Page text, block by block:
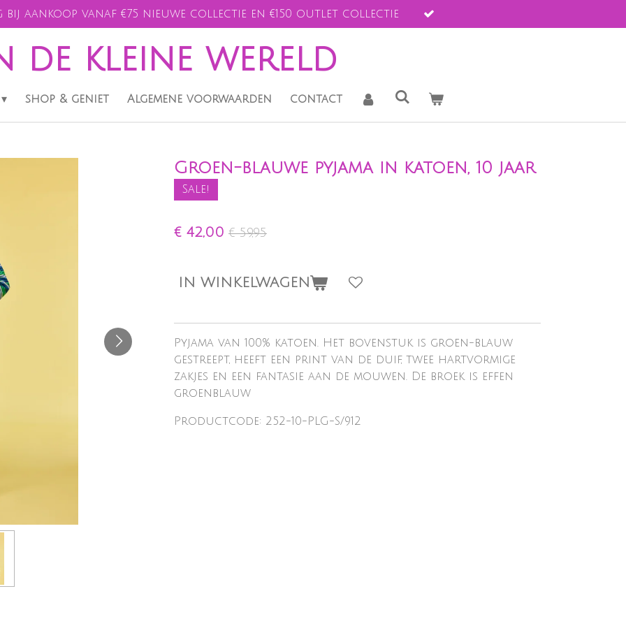
bij aankoop vanaf €75 nieuwe collectie en €150 outlet collectie
de kleine wereld
shop & geniet Algemene voorwaarden contact
Groen-blauwe pyjama in katoen, 10 jaar
Sale!
€ 42,00 € 59,95
IN WINKELWAGEN
Pyjama van 100% katoen. Het bovenstuk is groen-blauw
gestreept, heeft een print van de duif, twee hartvormige
zakjes en een fantasie aan de mouwen. De broek is effen
groenblauw
Productcode: 252-10-PLG-S/912